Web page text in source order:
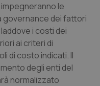
le
governance dei fattori
i costi dei
ai criteri di
di costo indicati. Il
degli enti del
normalizzato